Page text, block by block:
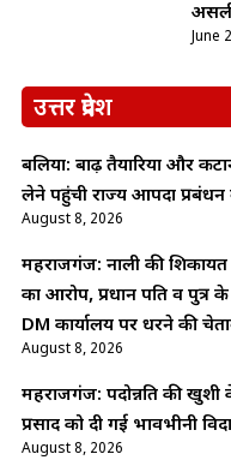
June
उत्तर प्रदेश
बलिया: बाढ़ तैयारियों और
लेने पहुंची राज्य आपदा प्रबंधन
August 8, 2026
महराजगंज: नाली की शिकायत
का आरोप, प्रधान पति व पुत्र
DM कार्यालय पर धरने की
August 8, 2026
महराजगंज: पदोन्नति की खुशी के
प्रसाद को दी गई भावभीनी
August 8, 2026